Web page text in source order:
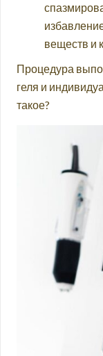
веществ и
Процедура
геля и
такое?